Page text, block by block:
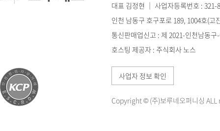
대표 김정현 ｜ 사업자등록번호 : 321-
인천 남동구 호구포로 189, 1004호(고
통신판매업신고 : 제 2021-인천남동
호스팅 제공자 : 주식회사 노스
사업자 정보 확인
Copyright © (주)보루네오퍼니싱